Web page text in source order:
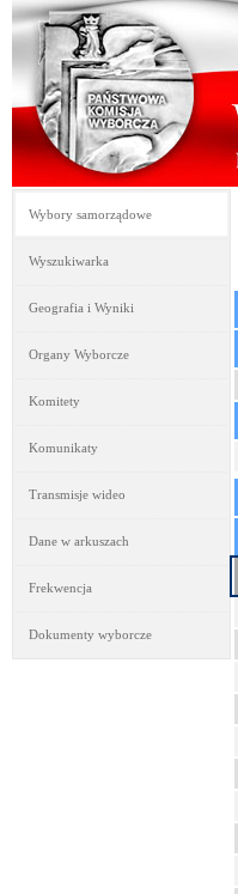
Wybory samorządowe
Wyszukiwarka
Geografia i Wyniki
Organy Wyborcze
Komitety
Komunikaty
Transmisje wideo
Dane w arkuszach
Frekwencja
Dokumenty wyborcze